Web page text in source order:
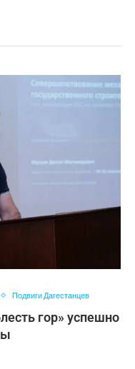
Подвиги Дагестанцев
гор» успешно